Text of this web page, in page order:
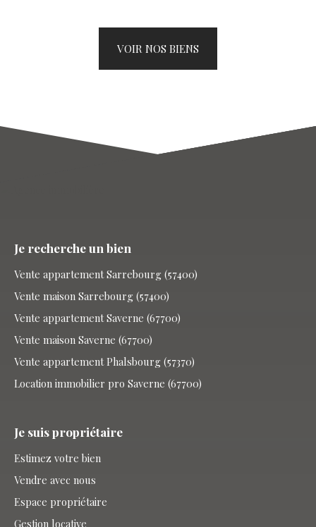
VOIR NOS BIENS
Je recherche un bien
Vente appartement Sarrebourg (57400)
Vente maison Sarrebourg (57400)
Vente appartement Saverne (67700)
Vente maison Saverne (67700)
Vente appartement Phalsbourg (57370)
Location immobilier pro Saverne (67700)
Je suis propriétaire
Estimez votre bien
Vendre avec nous
Espace propriétaire
Gestion locative